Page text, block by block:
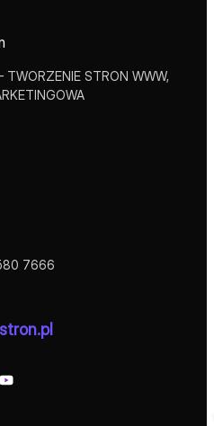
TWORZENIE STRON WWW,
7666